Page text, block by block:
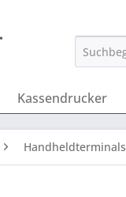
Kassendrucker
Handheldterminals